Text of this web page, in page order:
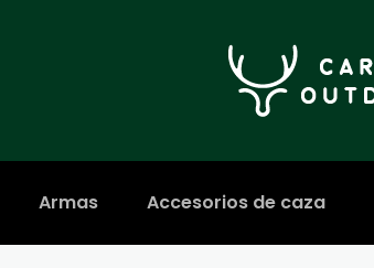
Armas Accesorios de caza